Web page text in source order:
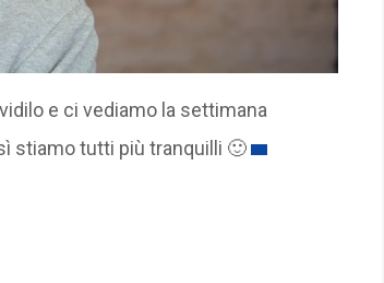
e ci vediamo la settimana
stiamo tutti più tranquilli 🙂